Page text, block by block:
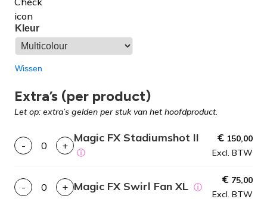
Kleur
Wissen
Extra’s (per product)
Let op: extra’s gelden per stuk van het hoofdproduct.
- +
Magic FX Stadiumshot II
ⓘ
€ 150,00
Excl. BTW
- + Magic FX Swirl Fan XL ⓘ
€ 75,00
Excl. BTW